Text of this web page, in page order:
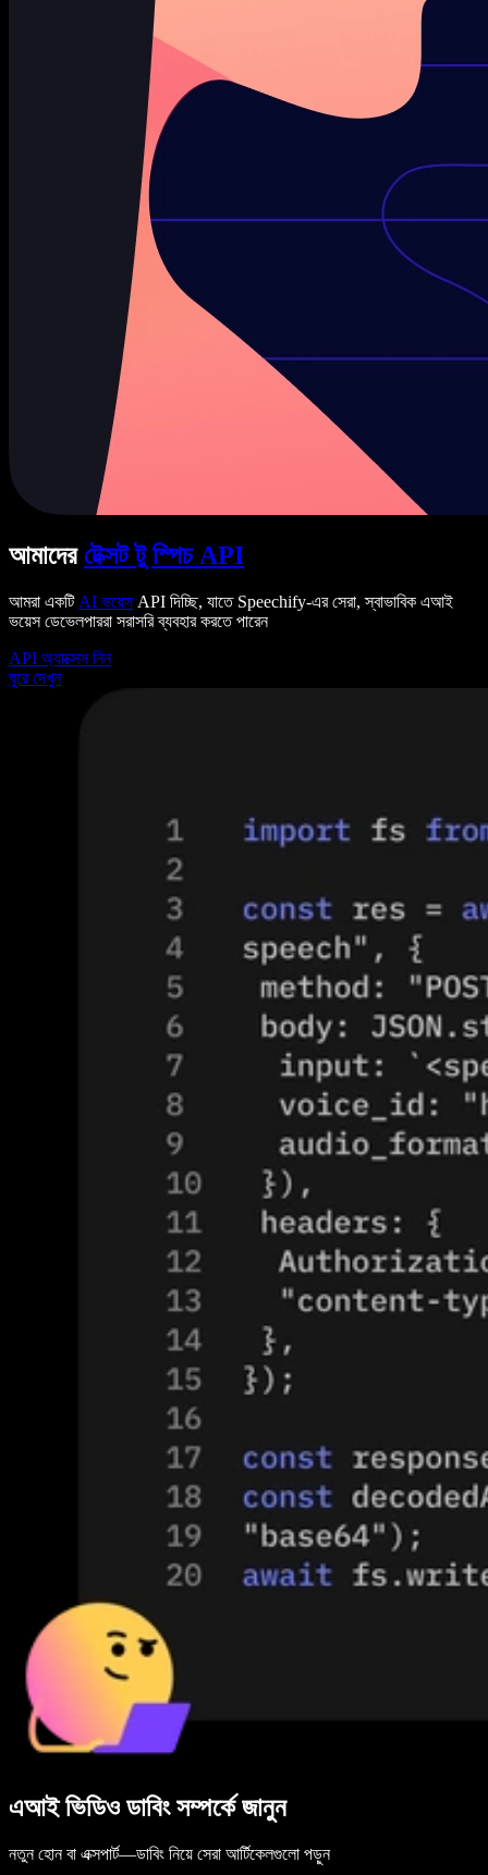
আমাদের টেক্সট টু স্পিচ API
আমরা একটি AI ভয়েসAPI দিচ্ছি, যাতে Speechify-এর সেরা, স্বাভাবিক এআই
ভয়েস ডেভেলপাররা সরাসরি ব্যবহার করতে পারেন
API অ্যাক্সেস নিন
ঘুরে দেখুন
এআই ভিডিও ডাবিং সম্পর্কে জানুন
নতুন হোন বা এক্সপার্ট—ডাবিং নিয়ে সেরা আর্টিকেলগুলো পড়ুন